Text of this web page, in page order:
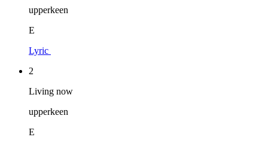
upperkeen
E
Lyric
2
Living now
upperkeen
E